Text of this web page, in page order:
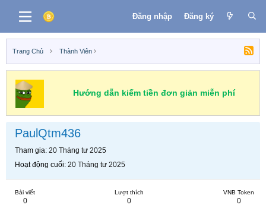
Đăng nhập Đăng ký
Trang Chủ Thành Viên
Hướng dẫn kiếm tiền đơn giản miễn phí
PaulQtm436
Tham gia 20 Tháng tư 2025
Hoạt động cuối 20 Tháng tư 2025
Bài viết
0
Lượt thích
0
VNB Token
0